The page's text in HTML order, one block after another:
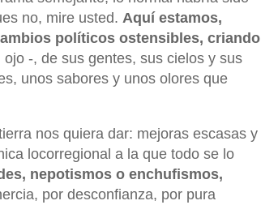
no, mire usted. Aquí estamos,
políticos ostensibles, criando
-, de sus gentes, sus cielos y sus
unos sabores y unos olores que
nos quiera dar: mejoras escasas y
locorregional a la que todo se lo
nepotismos o enchufismos,
por desconfianza, por pura